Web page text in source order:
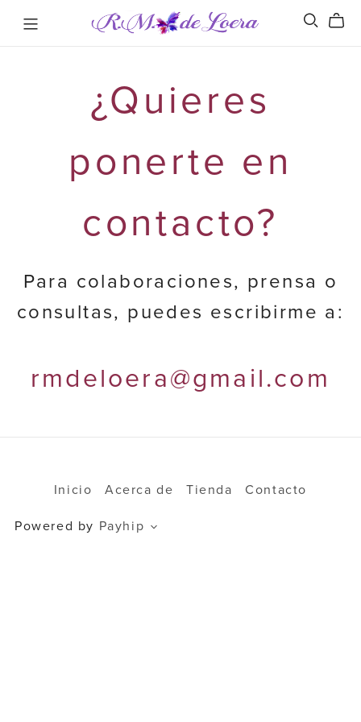
¿Quieres
ponerte en
contacto?
Para colaboraciones, prensa o
consultas, puedes escribirme a:
rmdeloera@gmail.com
Inicio Acerca de Tienda Contacto
Powered by Payhip